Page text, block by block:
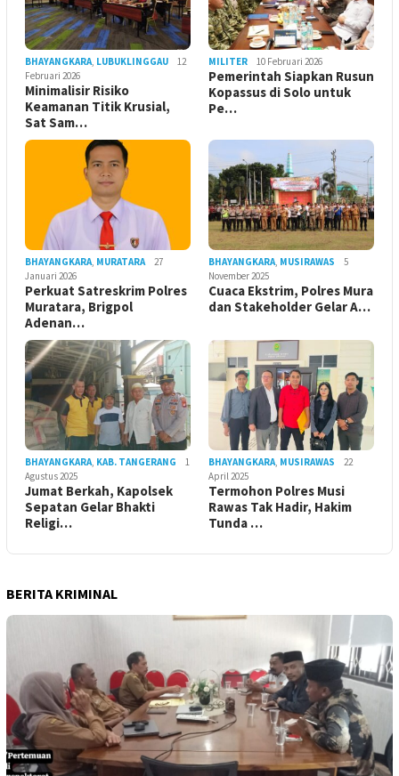
BHAYANGKARA, LUBUKLINGGAU
12
Februari 2026
Minimalisir Risiko
Keamanan Titik Krusial,
Sat Sam…
MILITER 10 Februari 2026
Pemerintah Siapkan Rusun
Kopassus di Solo untuk
Pe…
BHAYANGKARA, MURATARA
27
Januari 2026
Perkuat Satreskrim Polres
Muratara, Brigpol
Adenan…
BHAYANGKARA, MUSIRAWAS
5
November 2025
Cuaca Ekstrim, Polres Mura
dan Stakeholder Gelar A…
BHAYANGKARA, KAB. TANGERANG
1
Agustus 2025
Jumat Berkah, Kapolsek
Sepatan Gelar Bhakti
Religi…
BHAYANGKARA, MUSIRAWAS
22
April 2025
Termohon Polres Musi
Rawas Tak Hadir, Hakim
Tunda …
BERITA KRIMINAL